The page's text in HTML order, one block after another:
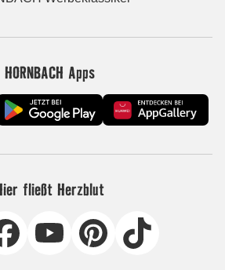
HORNBACH Apps
fließt Herzblut